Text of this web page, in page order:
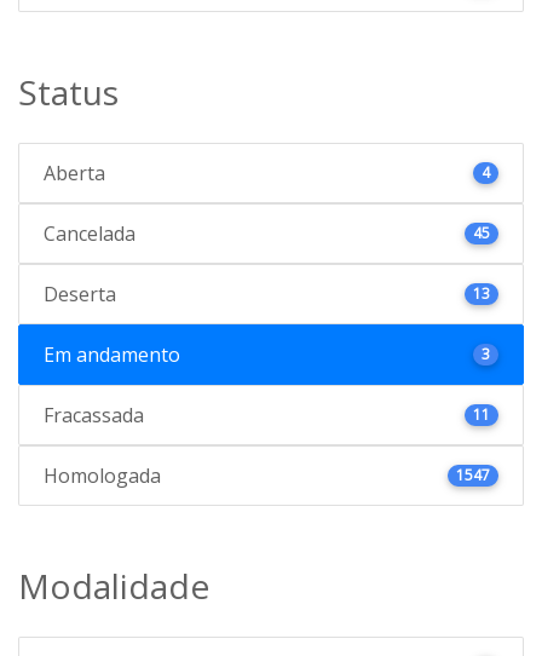
Status
Aberta 4
Cancelada 45
Deserta 13
Em andamento 3
Fracassada 11
Homologada 1547
Modalidade